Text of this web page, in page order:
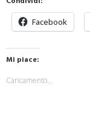
Facebook
Mi piace:
Caricamento...